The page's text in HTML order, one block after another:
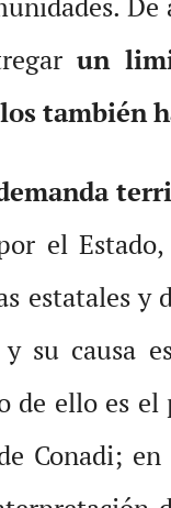
un
también
el
estatales y
su causa
ello es
Conadi;